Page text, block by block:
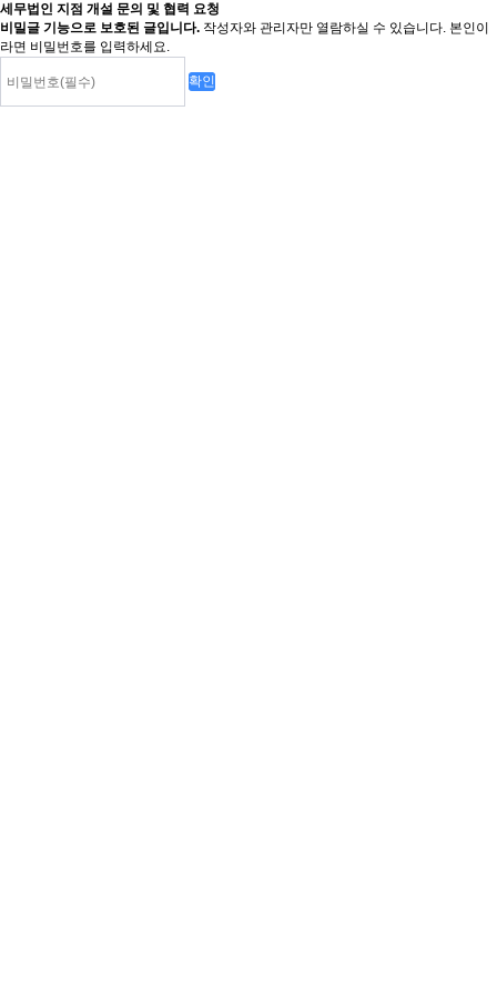
세무법인 지점 개설 문의 및 협력 요청
비밀글 기능으로 보호된 글입니다. 작성자와 관리자만 열람하실 수 있습니다. 본인이
라면 비밀번호를 입력하세요.